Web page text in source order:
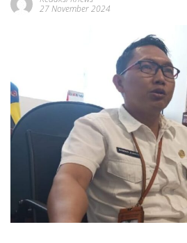
27 November 2024